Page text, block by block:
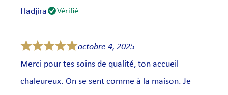
Hadjira
Vérifié
octobre 4, 2025
Merci pour tes soins de qualité, ton accueil
chaleureux. On se sent comme à la maison. Je